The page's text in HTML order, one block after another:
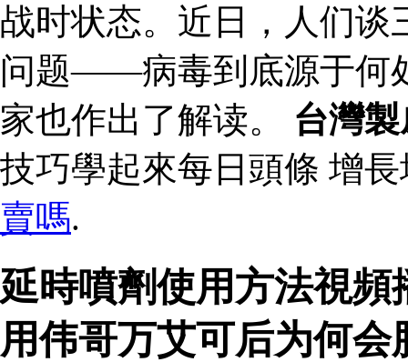
战时状态。近日，人们谈
问题——病毒到底源于何
家也作出了解读。 台灣
技巧學起來每日頭條 增
賣嗎.
延時噴劑使用方法視
用伟哥万艾可后为何